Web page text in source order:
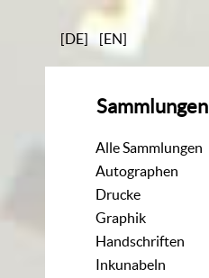
[DE] [EN]
Sammlungen
Alle Sammlungen
Autographen
Drucke
Graphik
Handschriften
Inkunabeln